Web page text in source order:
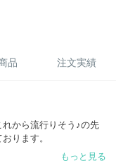
品 注文実績
から流行りそう♪の先
ります。
からお気軽にご連絡下さ
もっと見る